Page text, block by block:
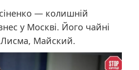
— колишній
у Москві. Його чайні
Лисма, Майский.